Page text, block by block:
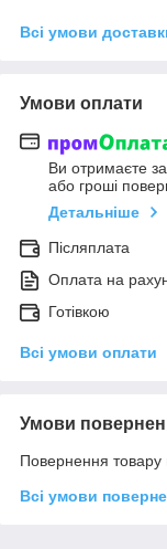
Всі умови
Умови оплати
Ви отримаєте
або гроші
Детальніше
Післяплата
Оплата на
Готівкою
Всі умови оплати
Умови
Повернення товару
Всі умови